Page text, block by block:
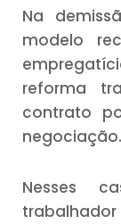
Na
modelo
reforma
contrato
negociação.
Nesses